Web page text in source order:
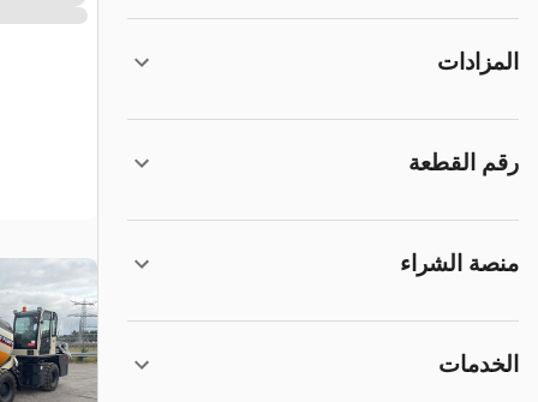
المزادات
رقم القطعة
منصة الشراء
الخدمات